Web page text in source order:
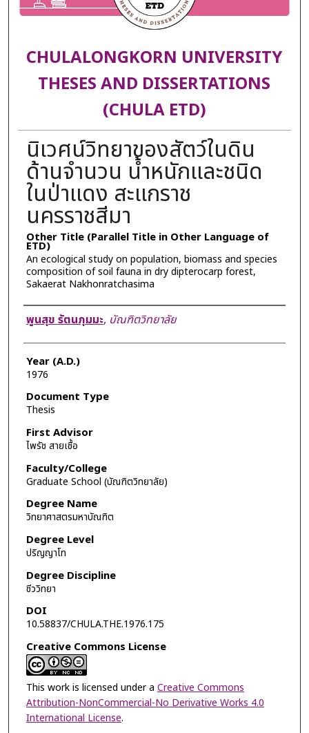
CHULALONGKORN UNIVERSITY
THESES AND DISSERTATIONS
(CHULA ETD)
นิเวศน์วิทยาของสัตว์ในดิน
ด้านจำนวน น้ำหนักและชนิด
ในป่าแดง สะแกราช
นครราชสีมา
Other Title (Parallel Title in Other Language of
ETD)
An ecological study on population, biomass and species
composition of soil fauna in dry dipterocarp forest,
Sakaerat Nakhonratchasima
Author
พูนสุข รัตนภุมมะ, บัณฑิตวิทยาลัย
Year (A.D.)
1976
Document Type
Thesis
First Advisor
ไพรัช สายเชื้อ
Faculty/College
Graduate School (บัณฑิตวิทยาลัย)
Degree Name
วิทยาศาสตรมหาบัณฑิต
Degree Level
ปริญญาโท
Degree Discipline
ชีววิทยา
DOI
10.58837/CHULA.THE.1976.175
Creative Commons License
This work is licensed under a Creative Commons
Attribution-NonCommercial-No Derivative Works 4.0
International License.